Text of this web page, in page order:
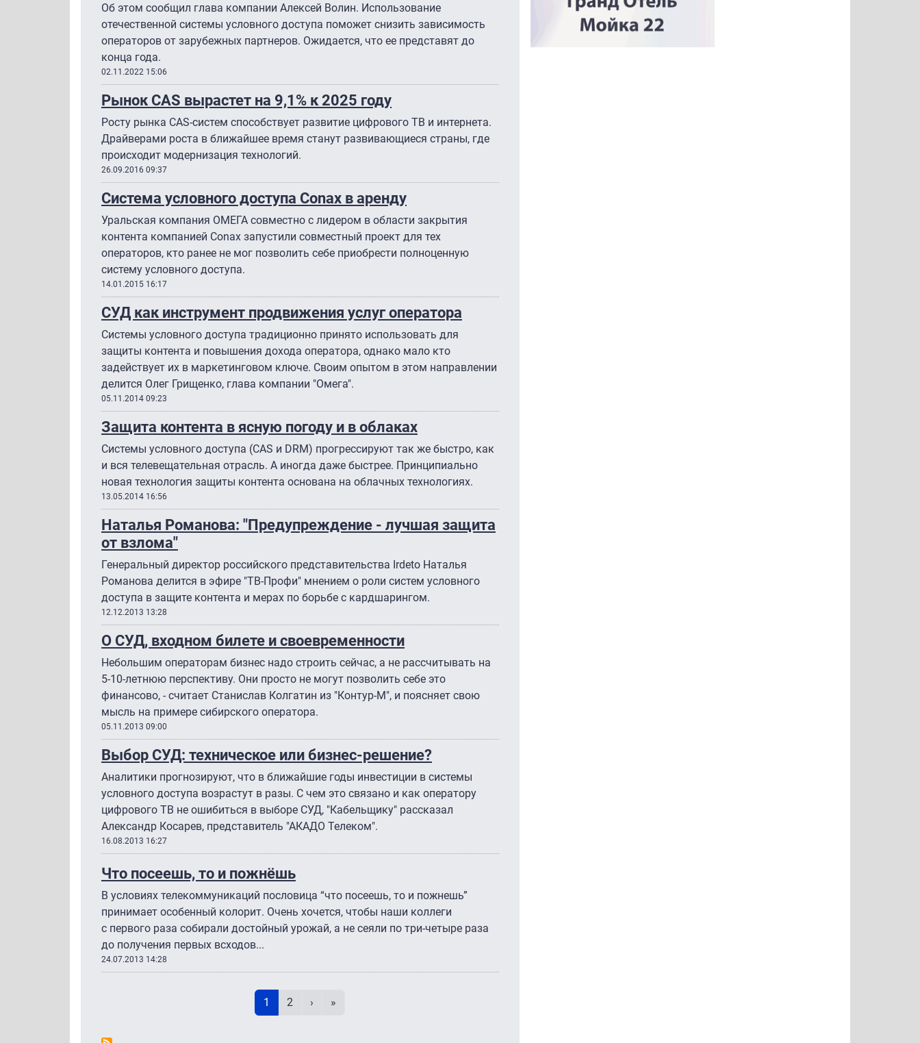
Об этом сообщил глава компании Алексей Волин. Использование
отечественной системы условного доступа поможет снизить зависимость
операторов от зарубежных партнеров. Ожидается, что ее представят до
конца года.
02.11.2022 15:06
Рынок CAS вырастет на 9,1% к 2025 году
Росту рынка CAS-систем способствует развитие цифрового ТВ и интернета.
Драйверами роста в ближайшее время станут развивающиеся страны, где
происходит модернизация технологий.
26.09.2016 09:37
Система условного доступа Conax в аренду
Уральская компания ОМЕГА совместно с лидером в области закрытия
контента компанией Conax запустили совместный проект для тех
операторов, кто ранее не мог позволить себе приобрести полноценную
систему условного доступа.
14.01.2015 16:17
СУД как инструмент продвижения услуг оператора
Системы условного доступа традиционно принято использовать для
защиты контента и повышения дохода оператора, однако мало кто
задействует их в маркетинговом ключе. Своим опытом в этом направлении
делится Олег Грищенко, глава компании "Омега".
05.11.2014 09:23
Защита контента в ясную погоду и в облаках
Системы условного доступа (CAS и DRM) прогрессируют так же быстро, как
и вся телевещательная отрасль. А иногда даже быстрее. Принципиально
новая технология защиты контента основана на облачных технологиях.
13.05.2014 16:56
Наталья Романова: "Предупреждение - лучшая защита
от взлома"
Генеральный директор российского представительства Irdeto Наталья
Романова делится в эфире "ТВ-Профи" мнением о роли систем условного
доступа в защите контента и мерах по борьбе с кардшарингом.
12.12.2013 13:28
О СУД, входном билете и своевременности
Небольшим операторам бизнес надо строить сейчас, а не рассчитывать на
5-10-летнюю перспективу. Они просто не могут позволить себе это
финансово, - считает Станислав Колгатин из "Контур-М", и поясняет свою
мысль на примере сибирского оператора.
05.11.2013 09:00
Выбор СУД: техническое или бизнес-решение?
Аналитики прогнозируют, что в ближайшие годы инвестиции в системы
условного доступа возрастут в разы. С чем это связано и как оператору
цифрового ТВ не ошибиться в выборе СУД, "Кабельщику" рассказал
Александр Косарев, представитель "АКАДО Телеком".
16.08.2013 16:27
Что посеешь, то и пожнёшь
В условиях телекоммуникаций пословица “что посеешь, то и пожнешь”
принимает особенный колорит. Очень хочется, чтобы наши коллеги
с первого раза собирали достойный урожай, а не сеяли по три-четыре раза
до получения первых всходов...
24.07.2013 14:28
Текущая страница
1 Page
2 Следующая страница
› Последняя страница
»